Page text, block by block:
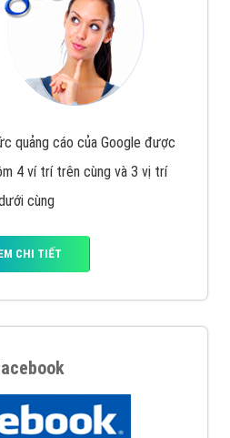
quảng cáo của Google được
4 ví trí trên cùng và 3 vị trí
cùng
CHI TIẾT